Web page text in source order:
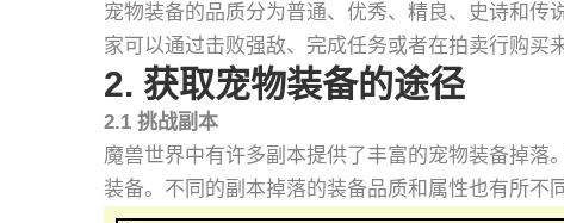
宠物装备的品质分为普通、优秀、精良、史诗和
家可以通过击败强敌、完成任务或者在拍卖行购买
2. 获取宠物装备的途径
2.1 挑战副本
魔兽世界中有许多副本提供了丰富的宠物装备掉
装备。不同的副本掉落的装备品质和属性也有所不